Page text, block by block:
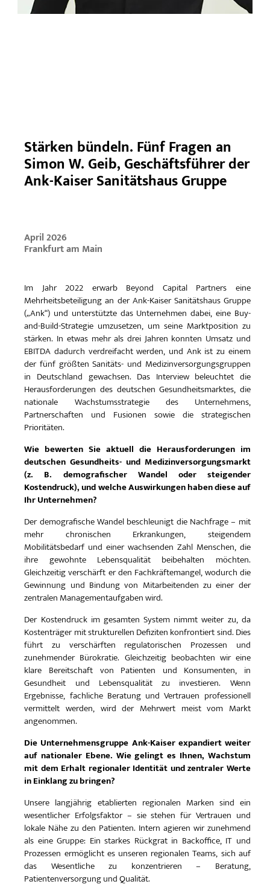
Stärken bündeln. Fünf Fragen an
Simon W. Geib, Geschäftsführer der
Ank-Kaiser Sanitätshaus Gruppe
April 2026
Frankfurt am Main
Im Jahr 2022 erwarb Beyond Capital Partners eine
Mehrheitsbeteiligung an der Ank-Kaiser Sanitätshaus Gruppe
(„Ank“) und unterstützte das Unternehmen dabei, eine Buy-
and-Build-Strategie umzusetzen, um seine Marktposition zu
stärken. In etwas mehr als drei Jahren konnten Umsatz und
EBITDA dadurch verdreifacht werden, und Ank ist zu einem
der fünf größten Sanitäts- und Medizinversorgungsgruppen
in Deutschland gewachsen. Das Interview beleuchtet die
Herausforderungen des deutschen Gesundheitsmarktes, die
nationale Wachstumsstrategie des Unternehmens,
Partnerschaften und Fusionen sowie die strategischen
Prioritäten.
Wie bewerten Sie aktuell die Herausforderungen im
deutschen Gesundheits- und Medizinversorgungsmarkt
(z. B. demografischer Wandel oder steigender
Kostendruck), und welche Auswirkungen haben diese auf
Ihr Unternehmen?
Der demografische Wandel beschleunigt die Nachfrage – mit
mehr chronischen Erkrankungen, steigendem
Mobilitätsbedarf und einer wachsenden Zahl Menschen, die
ihre gewohnte Lebensqualität beibehalten möchten.
Gleichzeitig verschärft er den Fachkräftemangel, wodurch die
Gewinnung und Bindung von Mitarbeitenden zu einer der
zentralen Managementaufgaben wird.
Der Kostendruck im gesamten System nimmt weiter zu, da
Kostenträger mit strukturellen Defiziten konfrontiert sind. Dies
führt zu verschärften regulatorischen Prozessen und
zunehmender Bürokratie. Gleichzeitig beobachten wir eine
klare Bereitschaft von Patienten und Konsumenten, in
Gesundheit und Lebensqualität zu investieren. Wenn
Ergebnisse, fachliche Beratung und Vertrauen professionell
vermittelt werden, wird der Mehrwert meist vom Markt
angenommen.
Die Unternehmensgruppe Ank-Kaiser expandiert weiter
auf nationaler Ebene. Wie gelingt es Ihnen, Wachstum
mit dem Erhalt regionaler Identität und zentraler Werte
in Einklang zu bringen?
Unsere langjährig etablierten regionalen Marken sind ein
wesentlicher Erfolgsfaktor – sie stehen für Vertrauen und
lokale Nähe zu den Patienten. Intern agieren wir zunehmend
als eine Gruppe: Ein starkes Rückgrat in Backoffice, IT und
Prozessen ermöglicht es unseren regionalen Teams, sich auf
das Wesentliche zu konzentrieren – Beratung,
Patientenversorgung und Qualität.